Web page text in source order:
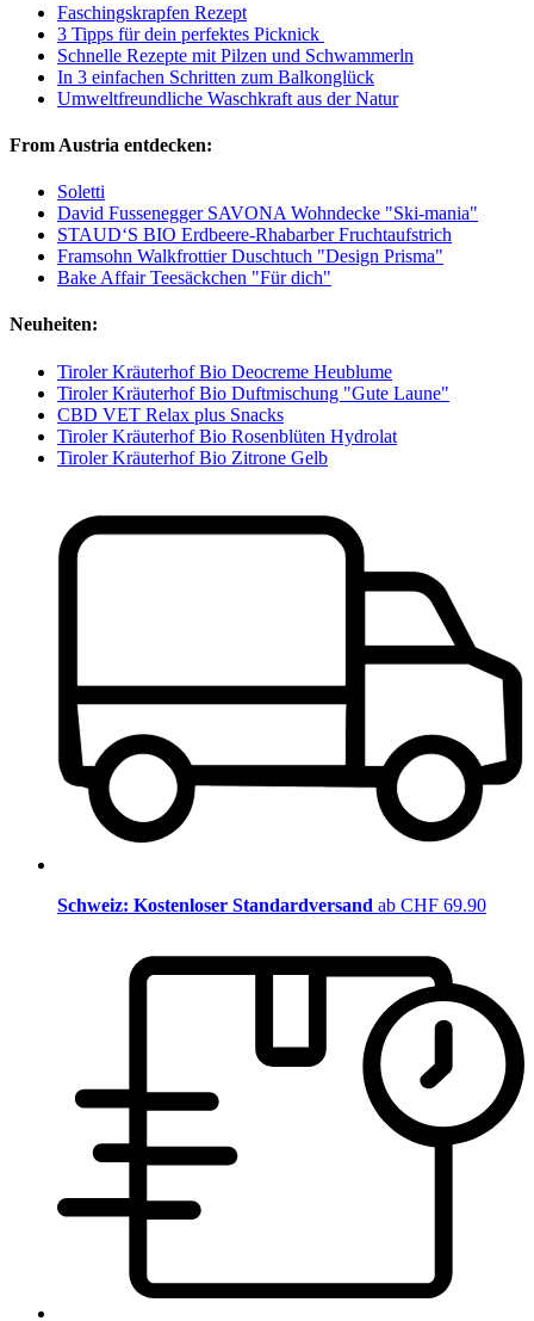
Faschingskrapfen Rezept
3 Tipps für dein perfektes Picknick
Schnelle Rezepte mit Pilzen und Schwammerln
In 3 einfachen Schritten zum Balkonglück
Umweltfreundliche Waschkraft aus der Natur
From Austria entdecken:
Soletti
David Fussenegger SAVONA Wohndecke "Ski-mania"
STAUD‘S BIO Erdbeere-Rhabarber Fruchtaufstrich
Framsohn Walkfrottier Duschtuch "Design Prisma"
Bake Affair Teesäckchen "Für dich"
Neuheiten:
Tiroler Kräuterhof Bio Deocreme Heublume
Tiroler Kräuterhof Bio Duftmischung "Gute Laune"
CBD VET Relax plus Snacks
Tiroler Kräuterhof Bio Rosenblüten Hydrolat
Tiroler Kräuterhof Bio Zitrone Gelb
Schweiz: Kostenloser Standardversand ab CHF 69.90